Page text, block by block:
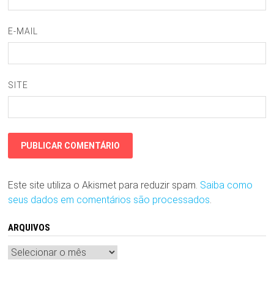
E-MAIL
SITE
Este site utiliza o Akismet para reduzir spam. Saiba como
seus dados em comentários são processados
ARQUIVOS
Arquivos